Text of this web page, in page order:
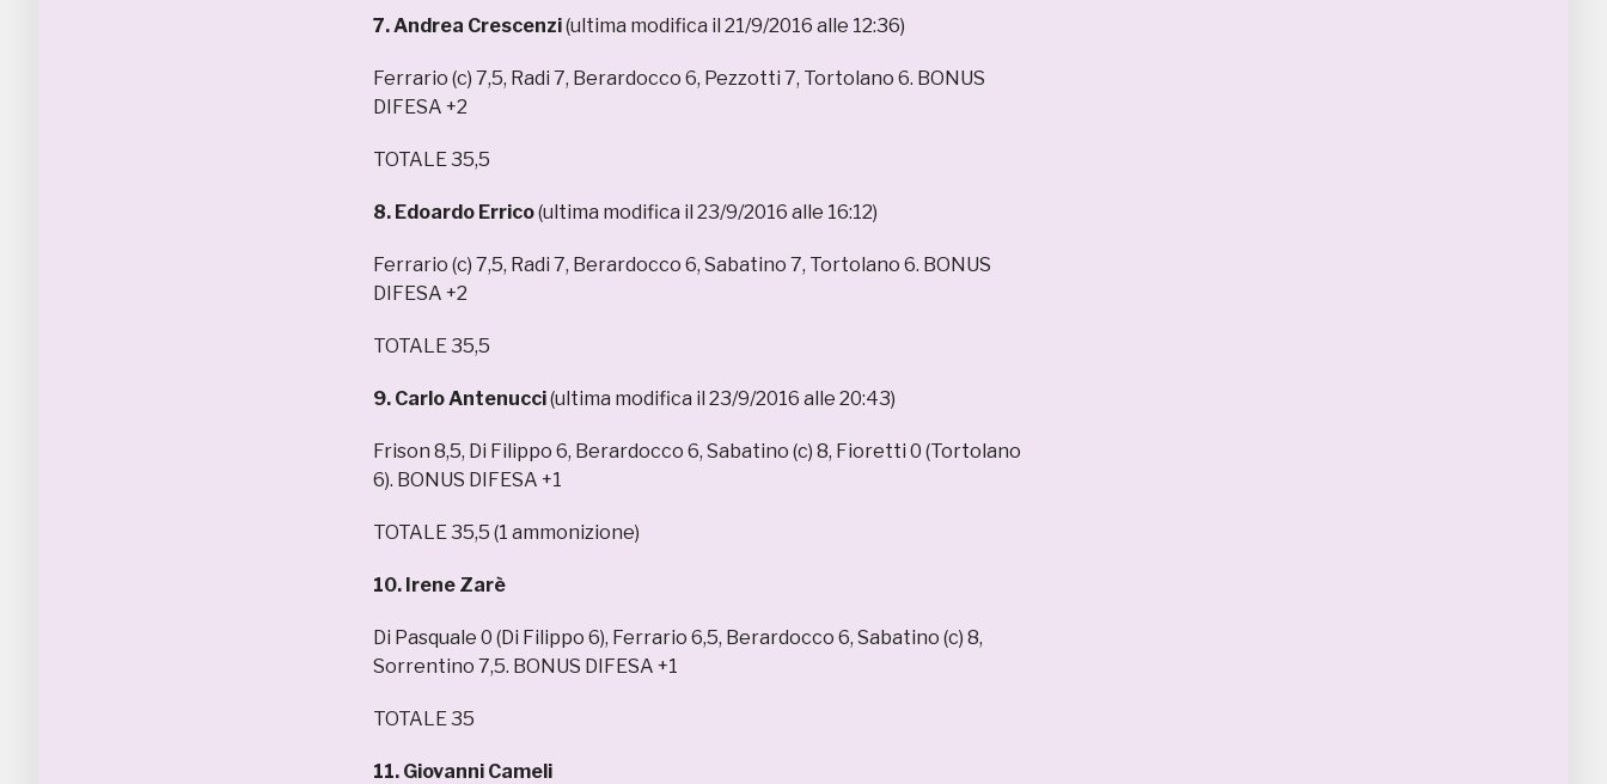
7. Andrea Crescenzi(ultima modifica il 21/9/2016 alle 12:36)
Ferrario (c) 7,5, Radi 7, Berardocco 6, Pezzotti 7, Tortolano 6. BONUS
DIFESA +2
TOTALE 35,5
8. Edoardo Errico(ultima modifica il 23/9/2016 alle 16:12)
Ferrario (c) 7,5, Radi 7, Berardocco 6, Sabatino 7, Tortolano 6. BONUS
DIFESA +2
TOTALE 35,5
9. Carlo Antenucci(ultima modifica il 23/9/2016 alle 20:43)
Frison 8,5, Di Filippo 6, Berardocco 6, Sabatino (c) 8, Fioretti 0 (Tortolano
6). BONUS DIFESA +1
TOTALE 35,5 (1 ammonizione)
10. Irene Zarè
Di Pasquale 0 (Di Filippo 6), Ferrario 6,5, Berardocco 6, Sabatino (c) 8,
Sorrentino 7,5. BONUS DIFESA +1
TOTALE 35
11. Giovanni Cameli